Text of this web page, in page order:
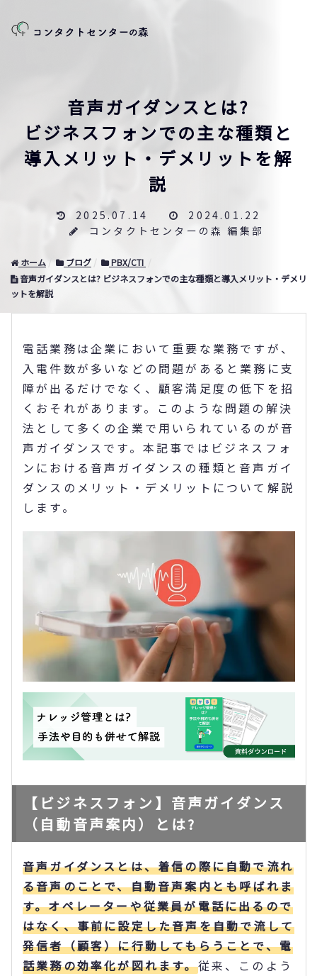
音声ガイダンスとは?
ビジネスフォンでの主な種類と
導入メリット・デメリットを解
説
2025.07.14
2024.01.22
コンタクトセンターの森 編集部
ホーム ブログ
PBX/CTI
音声ガイダンスとは? ビジネスフォンでの主な種類と導入メリット・デメリ
ットを解説
電話業務は企業において重要な業務ですが、
入電件数が多いなどの問題があると業務に支
障が出るだけでなく、顧客満足度の低下を招
くおそれがあります。このような問題の解決
法として多くの企業で用いられているのが音
声ガイダンスです。本記事ではビジネスフォ
ンにおける音声ガイダンスの種類と音声ガイ
ダンスのメリット・デメリットについて解説
します。
【ビジネスフォン】音声ガイダンス
（自動音声案内）とは?
音声ガイダンスとは、着信の際に自動で流れ
る音声のことで、自動音声案内とも呼ばれま
す。オペレーターや従業員が電話に出るので
はなく、事前に設定した音声を自動で流して
発信者（顧客）に行動してもらうことで、電
話業務の効率化が図れます。従来、このよう